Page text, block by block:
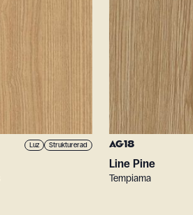
Luz Strukturerad AG18
Line Pine
Tempiama